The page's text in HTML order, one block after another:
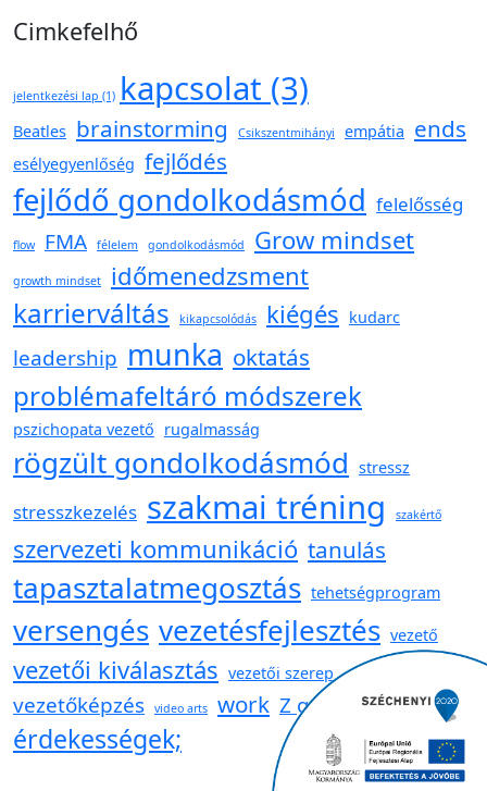
Cimkefelhő
jelentkezési lap (1) kapcsolat (3)
Beatles brainstorming Csikszentmihányi empátia ends
esélyegyenlőség fejlődés
fejlődő gondolkodásmód felelősség
flow FMA félelem gondolkodásmód Grow mindset
growth mindset időmenedzsment
karrierváltás kikapcsolódás kiégés kudarc
leadership munka oktatás
problémafeltáró módszerek
pszichopata vezető rugalmasság
rögzült gondolkodásmód stressz
stresszkezelés szakmai tréning szakértő
szervezeti kommunikáció tanulás
tapasztalatmegosztás tehetségprogram
versengés vezetésfejlesztés vezető
vezetői kiválasztás vezetői szerep
vezetőképzés video arts work Z generáció
érdekességek;